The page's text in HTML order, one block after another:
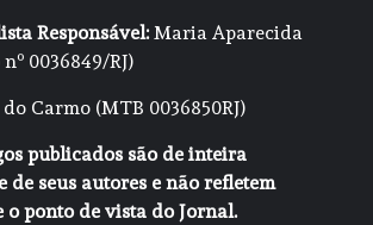
Responsável:Maria Aparecida
0036849/RJ)
Carmo (MTB 0036850RJ)
publicados são de inteira
de seus autores e não refletem
o ponto de vista do Jornal.